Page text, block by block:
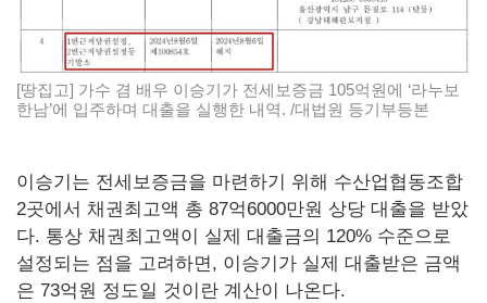
[땅집고] 가수 겸 배우 이승기가 전세보증금 105억원에 ‘라누보
한남’에 입주하며 대출을 실행한 내역. /대법원 등기부등본
이승기는 전세보증금을 마련하기 위해 수산업협동조합
2곳에서 채권최고액 총 87억6000만원 상당 대출을 받았
다. 통상 채권최고액이 실제 대출금의 120% 수준으로
설정되는 점을 고려하면, 이승기가 실제 대출받은 금액
은 73억원 정도일 것이란 계산이 나온다.